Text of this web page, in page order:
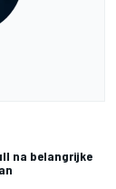
na belangrijke